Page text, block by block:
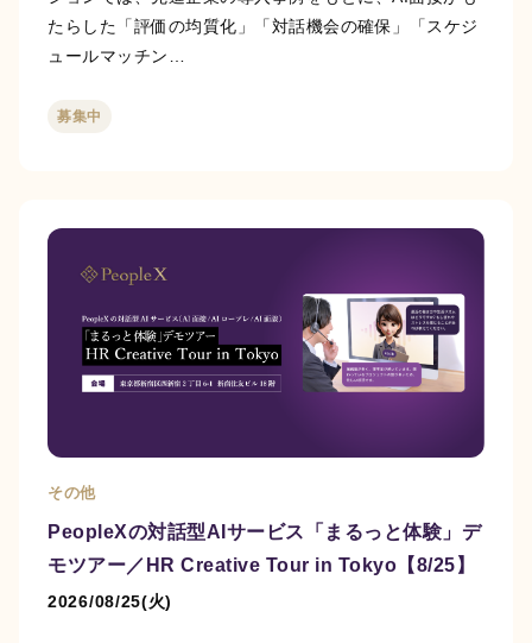
たらした「評価の均質化」「対話機会の確保」「スケジ
ュールマッチン…
募集中
その他
PeopleXの対話型AIサービス「まるっと体験」デ
モツアー／HR Creative Tour in Tokyo【8/25】
2026/08/25(火)